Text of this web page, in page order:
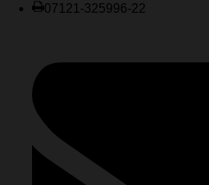
07121-325996-22